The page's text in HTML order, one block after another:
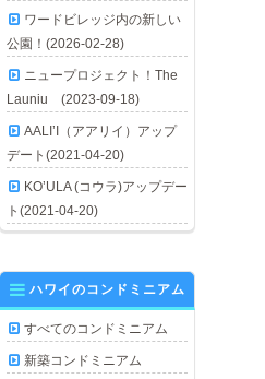
ワードビレッジ内の新しい
公園！(2026-02-28)
ニュープロジェクト！The
Launiu (2023-09-18)
AALI’I（アアリイ）アップ
デート(2021-04-20)
KO’ULA (コウラ)アップデー
ト(2021-04-20)
ハワイのコンドミニアム
すべてのコンドミニアム
新築コンドミニアム